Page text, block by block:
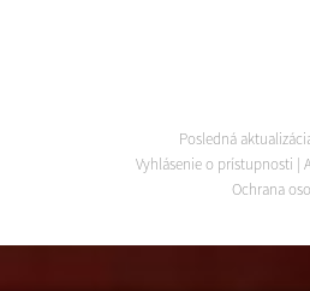
Posledná
Vyhlásenie o prístupnosti |
Ochrana